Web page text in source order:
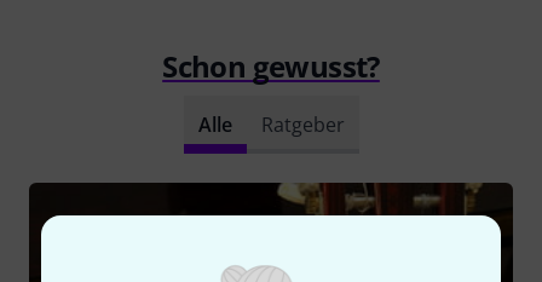
Schon gewusst?
Alle Ratgeber